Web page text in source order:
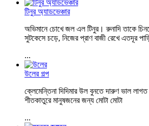
টিনুর অ্যাডভেঞ্চার
অভিমানে চোখে জল এল টিনুর। রুনাদি তাকে
সুটকেসে চড়ে, নিজের প্রাণ বাজী রেখে এতদূর
...
উলের গল্প
ক্লেমেন্তিনা দিদিমার উল বুনতে দারুণ ভাল
শীতকাতুরে মানুষজনের জন্য মোটা মোটা
...